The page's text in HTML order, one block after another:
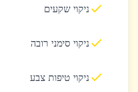
ניקוי שקעים
ניקוי סימני רובה
ניקוי טיפות צבע